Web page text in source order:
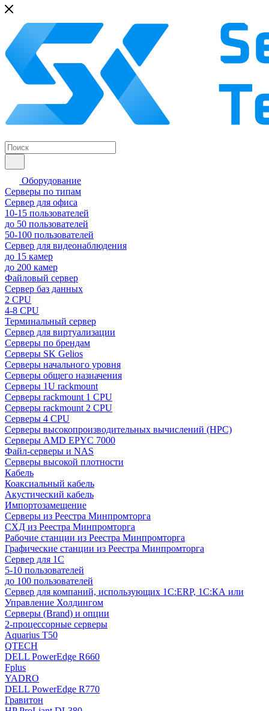
Оборудование
Серверы по типам
Сервер для офиса
10-15 пользователей
до 50 пользователей
50-100 пользователей
Сервер для видеонаблюдения
до 15 камер
до 200 камер
Файловый сервер
Сервер баз данных
2 CPU
4-8 CPU
Терминальный сервер
Сервер для виртуализации
Серверы по брендам
Серверы SK Gelios
Серверы начального уровня
Серверы общего назначения
Серверы 1U rackmount
Серверы rackmount 1 CPU
Серверы rackmount 2 CPU
Серверы 4 CPU
Серверы высокопроизводительных вычислений (HPC)
Серверы AMD EPYC 7000
Файл-серверы и NAS
Серверы высокой плотности
Кабель
Коаксиальный кабель
Акустический кабель
Импортозамещение
Серверы из Реестра Минпромторга
СХД из Реестра Минпромторга
Рабочие станции из Реестра Минпромторга
Графические станции из Реестра Минпромторга
Сервер для 1С
5-10 пользователей
до 100 пользователей
Сервер для компаний, использующих 1C:ERP, 1С:КА или
Управление Холдингом
Серверы (Brand) и опции
2-процессорные серверы
Aquarius T50
QTECH
DELL PowerEdge R660
Fplus
YADRO
DELL PowerEdge R770
Гравитон